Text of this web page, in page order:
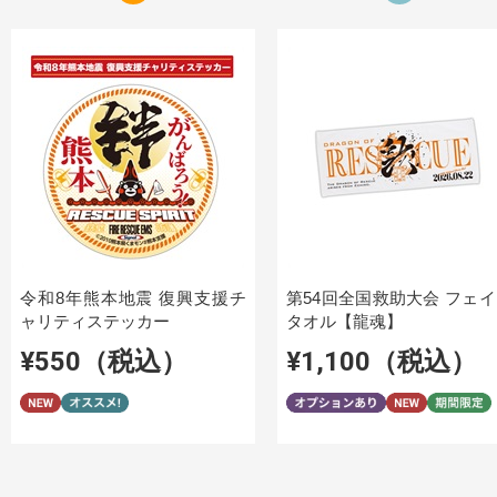
令和8年熊本地震 復興支援チ
ャリティステッカー
¥550（税込）
第54回全国救助大会 フェ
タオル【龍魂】
¥1,100（税込）